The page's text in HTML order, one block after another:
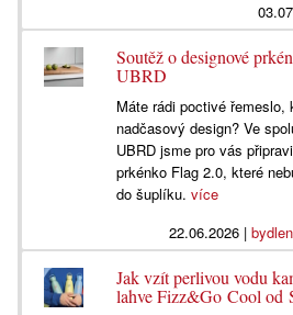
Soutěž o designové
UBRD
Máte rádi poctivé
nadčasový design? Ve
UBRD jsme pro vás
prkénko Flag 2.0, které
do šuplíku.více
22.06.2026|
Jak vzít perlivou vodu
lahve Fizz&Go Cool od